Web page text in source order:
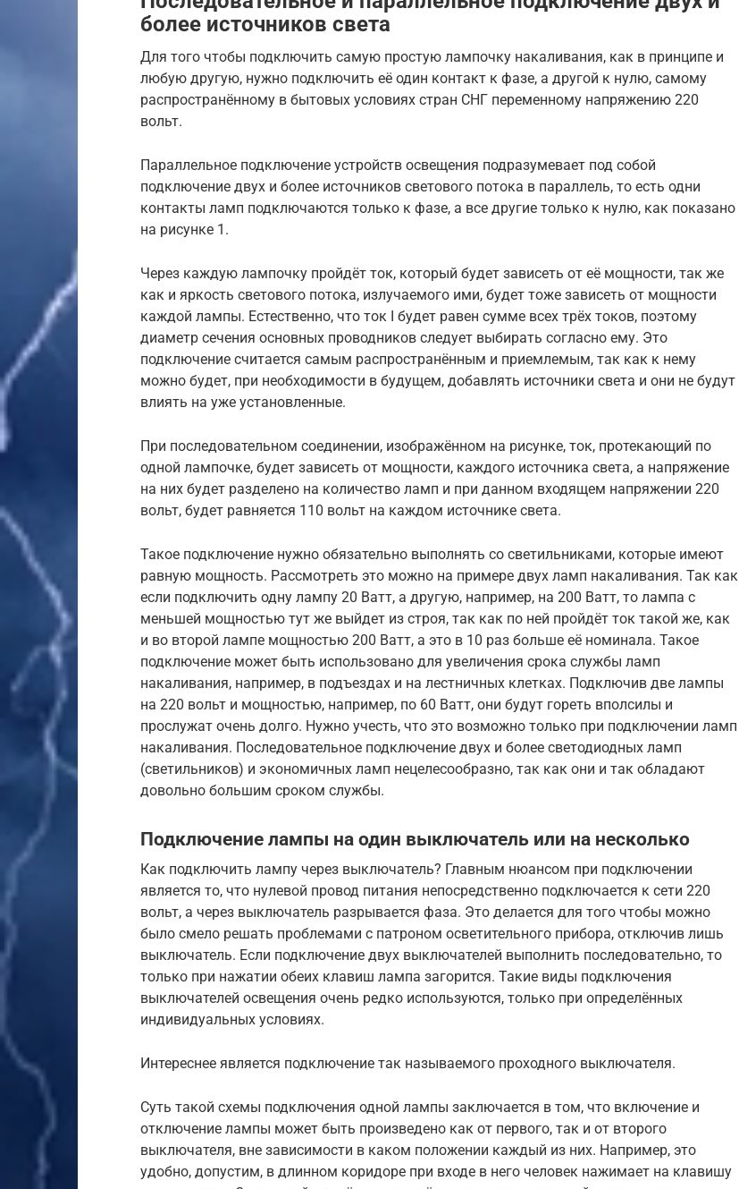
более источников света
Для того чтобы подключить самую простую лампочку накаливания, как в принципе и
любую другую, нужно подключить её один контакт к фазе, а другой к нулю, самому
распространённому в бытовых условиях стран СНГ переменному напряжению 220
вольт.
Параллельное подключение устройств освещения подразумевает под собой
подключение двух и более источников светового потока в параллель, то есть одни
контакты ламп подключаются только к фазе, а все другие только к нулю, как показано
на рисунке 1.
Через каждую лампочку пройдёт ток, который будет зависеть от её мощности, так же
как и яркость светового потока, излучаемого ими, будет тоже зависеть от мощности
каждой лампы. Естественно, что ток I будет равен сумме всех трёх токов, поэтому
диаметр сечения основных проводников следует выбирать согласно ему. Это
подключение считается самым распространённым и приемлемым, так как к нему
можно будет, при необходимости в будущем, добавлять источники света и они не будут
влиять на уже установленные.
При последовательном соединении, изображённом на рисунке, ток, протекающий по
одной лампочке, будет зависеть от мощности, каждого источника света, а напряжение
на них будет разделено на количество ламп и при данном входящем напряжении 220
вольт, будет равняется 110 вольт на каждом источнике света.
Такое подключение нужно обязательно выполнять со светильниками, которые имеют
равную мощность. Рассмотреть это можно на примере двух ламп накаливания. Так как
если подключить одну лампу 20 Ватт, а другую, например, на 200 Ватт, то лампа с
меньшей мощностью тут же выйдет из строя, так как по ней пройдёт ток такой же, как
и во второй лампе мощностью 200 Ватт, а это в 10 раз больше её номинала. Такое
подключение может быть использовано для увеличения срока службы ламп
накаливания, например, в подъездах и на лестничных клетках. Подключив две лампы
на 220 вольт и мощностью, например, по 60 Ватт, они будут гореть вполсилы и
прослужат очень долго. Нужно учесть, что это возможно только при подключении ламп
накаливания. Последовательное подключение двух и более светодиодных ламп
(светильников) и экономичных ламп нецелесообразно, так как они и так обладают
довольно большим сроком службы.
Подключение лампы на один выключатель или на несколько
Как подключить лампу через выключатель? Главным нюансом при подключении
является то, что нулевой провод питания непосредственно подключается к сети 220
вольт, а через выключатель разрывается фаза. Это делается для того чтобы можно
было смело решать проблемами с патроном осветительного прибора, отключив лишь
выключатель. Если подключение двух выключателей выполнить последовательно, то
только при нажатии обеих клавиш лампа загорится. Такие виды подключения
выключателей освещения очень редко используются, только при определённых
индивидуальных условиях.
Интереснее является подключение так называемого проходного выключателя.
Суть такой схемы подключения одной лампы заключается в том, что включение и
отключение лампы может быть произведено как от первого, так и от второго
выключателя, вне зависимости в каком положении каждый из них. Например, это
удобно, допустим, в длинном коридоре при входе в него человек нажимает на клавишу